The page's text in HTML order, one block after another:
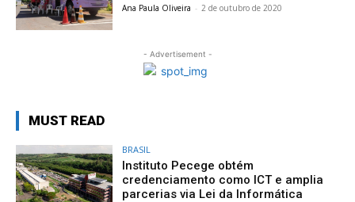
Ana Paula Oliveira - 2 de outubro de 2020
- Advertisement -
MUST READ
BRASIL
Instituto Pecege obtém
credenciamento como ICT e amplia
parcerias via Lei da Informática